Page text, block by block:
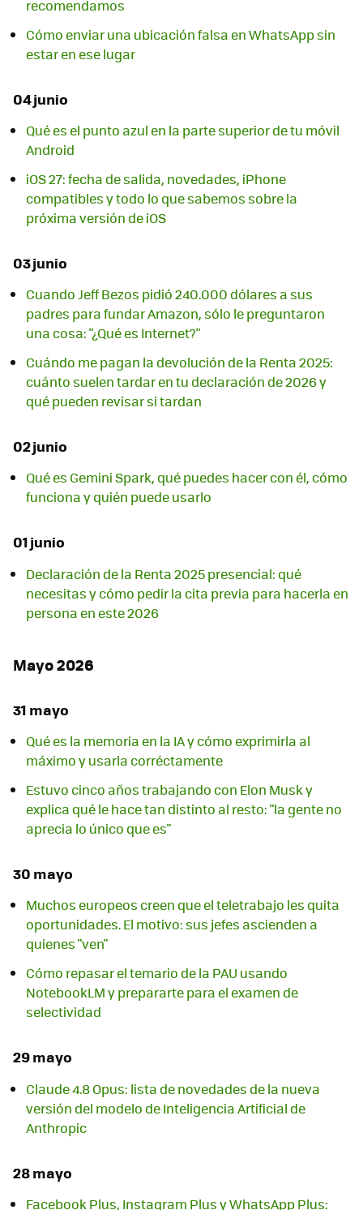
recomendamos
Cómo enviar una ubicación falsa en WhatsApp sin
estar en ese lugar
04 junio
Qué es el punto azul en la parte superior de tu móvil
Android
iOS 27: fecha de salida, novedades, iPhone
compatibles y todo lo que sabemos sobre la
próxima versión de iOS
03 junio
Cuando Jeff Bezos pidió 240.000 dólares a sus
padres para fundar Amazon, sólo le preguntaron
una cosa: "¿Qué es Internet?"
Cuándo me pagan la devolución de la Renta 2025:
cuánto suelen tardar en tu declaración de 2026 y
qué pueden revisar si tardan
02 junio
Qué es Gemini Spark, qué puedes hacer con él, cómo
funciona y quién puede usarlo
01 junio
Declaración de la Renta 2025 presencial: qué
necesitas y cómo pedir la cita previa para hacerla en
persona en este 2026
Mayo 2026
31 mayo
Qué es la memoria en la IA y cómo exprimirla al
máximo y usarla corréctamente
Estuvo cinco años trabajando con Elon Musk y
explica qué le hace tan distinto al resto: "la gente no
aprecia lo único que es"
30 mayo
Muchos europeos creen que el teletrabajo les quita
oportunidades. El motivo: sus jefes ascienden a
quienes "ven"
Cómo repasar el temario de la PAU usando
NotebookLM y prepararte para el examen de
selectividad
29 mayo
Claude 4.8 Opus: lista de novedades de la nueva
versión del modelo de Inteligencia Artificial de
Anthropic
28 mayo
Facebook Plus, Instagram Plus y WhatsApp Plus: